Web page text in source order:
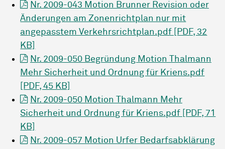
Nr. 2009-043 Motion Brunner Revision oder
Änderungen am Zonenrichtplan nur mit
angepasstem Verkehrsrichtplan.pdf [PDF, 32
KB]
Nr. 2009-050 Begründung Motion Thalmann
Mehr Sicherheit und Ordnung für Kriens.pdf
[PDF, 45 KB]
Nr. 2009-050 Motion Thalmann Mehr
Sicherheit und Ordnung für Kriens.pdf [PDF, 71
KB]
Nr. 2009-057 Motion Urfer Bedarfsabklärung